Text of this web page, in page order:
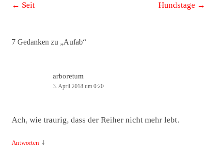
Beitrags-
← Seit Hundstage →
7 Gedanken zu „Aufab“
arboretum
3. April 2018 um 0:20
Ach, wie traurig, dass der Reiher nicht mehr lebt.
Antworten ↓